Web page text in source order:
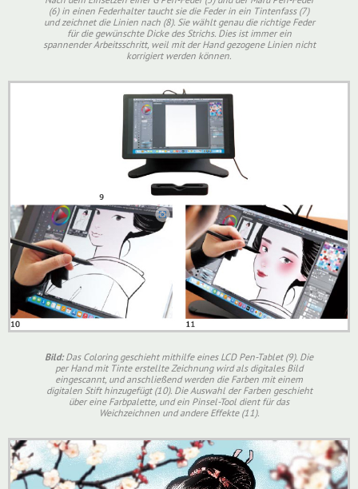
(6) in einen Federhalter taucht sie die Feder in ein Tintenfass (7)
und zeichnet die Linien nach (8). Sie wählt genau die richtige Feder
für die gewünschte Dicke des Strichs. Dies ist immer ein
spannender Arbeitsschritt, weil mit der Hand gezogene Linien nicht
korrigiert werden können.
Bild:Das Coloring geschieht mithilfe eines LCD Pen-Tablet (9). Die
per Hand mit Tinte erstellte Zeichnung wird als digitales Bild
eingescannt, und anschließend werden die Farben mit einem
digitalen Stift hinzugefügt (10). Die Auswahl der Farben geschieht
über eine Farbpalette, und ein Pinsel-Tool dient für das
Weichzeichnen und andere Effekte (11).